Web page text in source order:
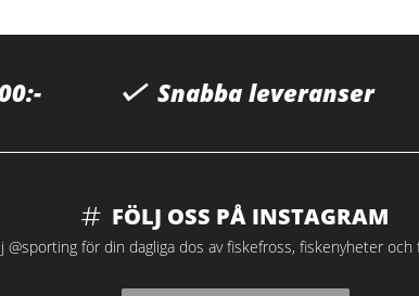
Snabba leveranser
FÖLJ OSS PÅ INSTAGRAM
@sporting för din dagliga dos av fiskefross, fiskenyheter och